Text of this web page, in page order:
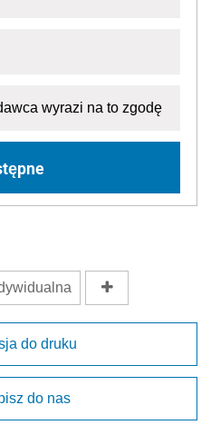
wyrazi na to zgodę
do druku
do nas